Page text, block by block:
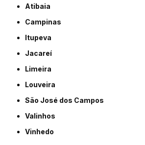
Atibaia
Campinas
Itupeva
Jacareí
Limeira
Louveira
São José dos Campos
Valinhos
Vinhedo